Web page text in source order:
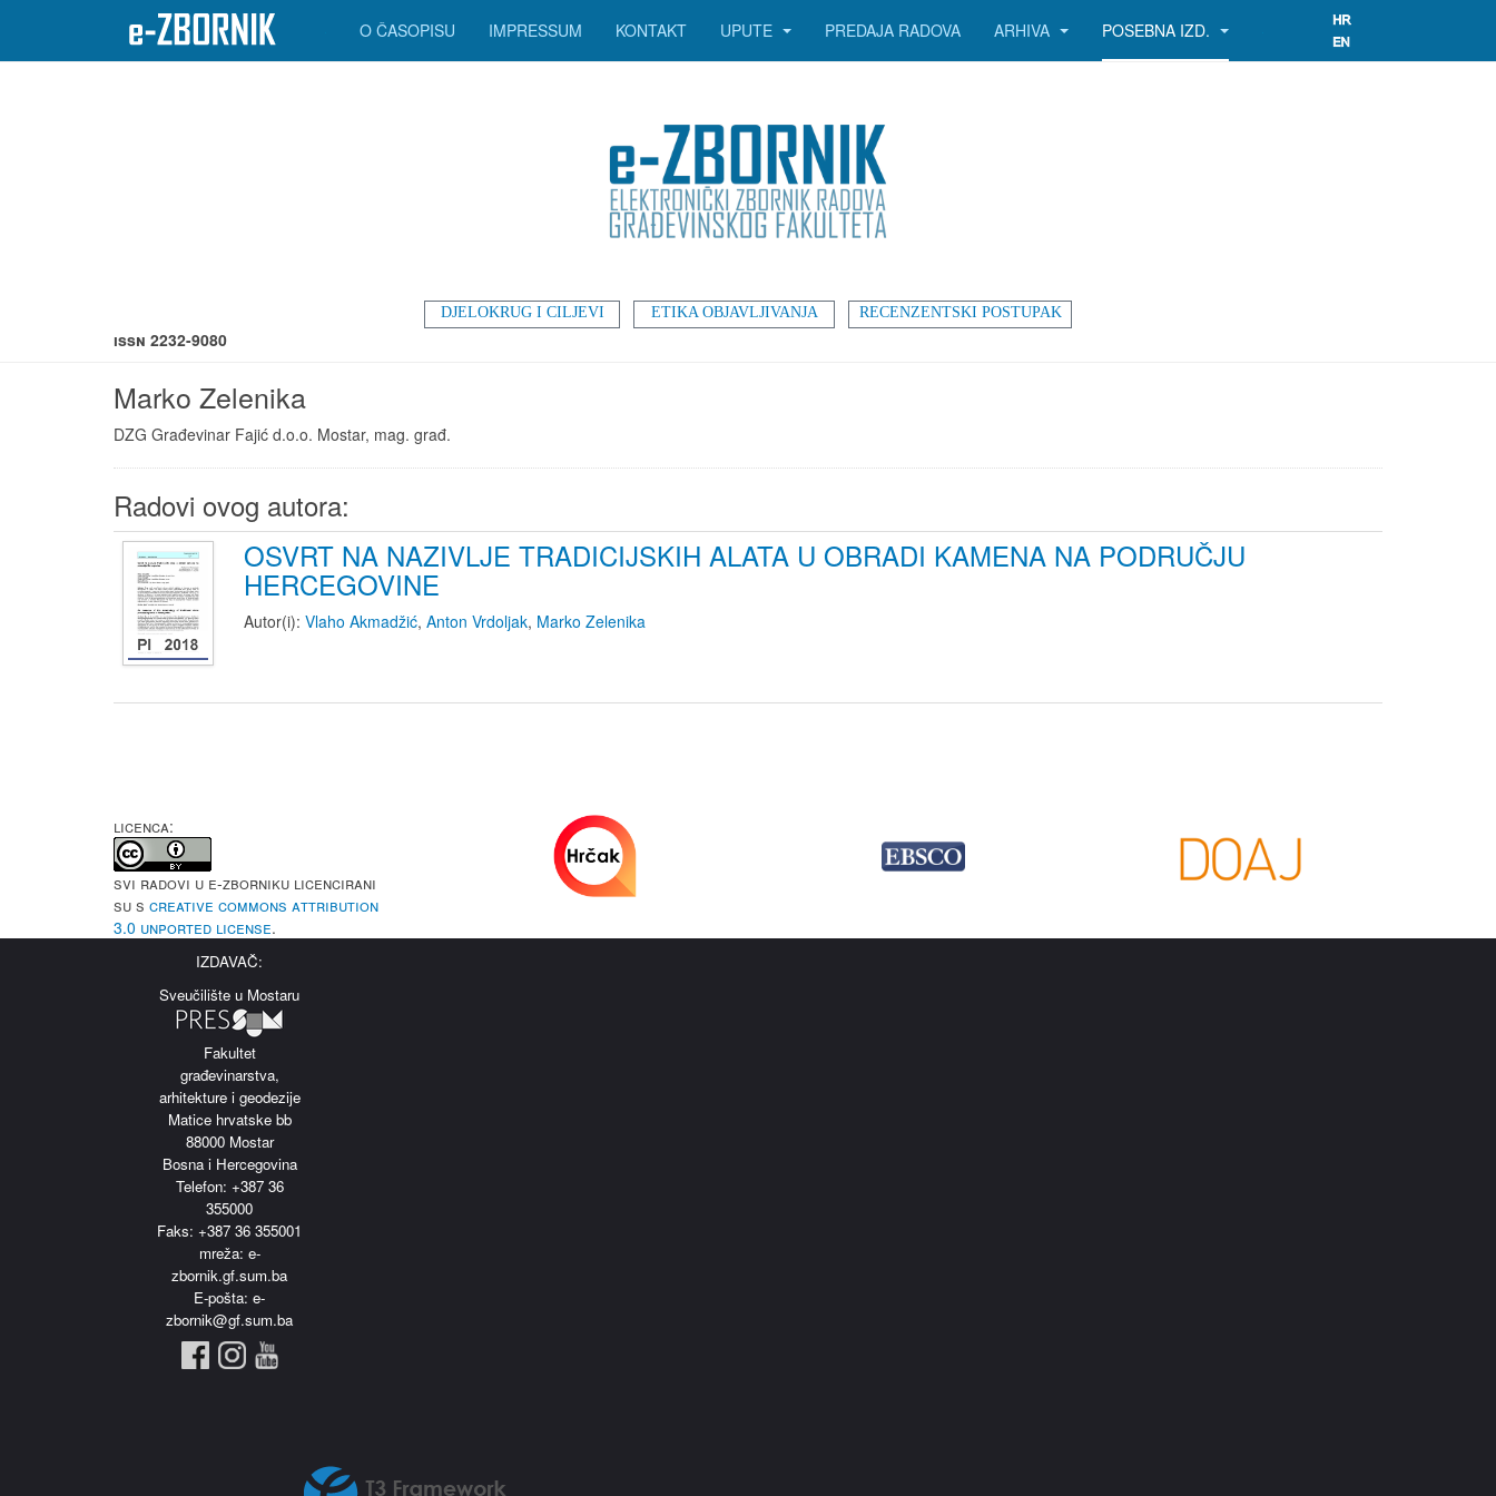
DJELOKRUG I CILJEVI ETIKA OBJAVLJIVANJA RECENZENTSKI POSTUPAK
O ČASOPISU IMPRESSUM KONTAKT UPUTE PREDAJA RADOVA ARHIVA POSEBNA IZD.
ISSN 2232-9080
Marko Zelenika
DZG Građevinar Fajić d.o.o. Mostar, mag. građ.
Radovi ovog autora:
OSVRT NA NAZIVLJE TRADICIJSKIH ALATA U OBRADI KAMENA NA PODRUČJU
HERCEGOVINE
Autor(i): Vlaho Akmadžić, Anton Vrdoljak, Marko Zelenika
LICENCA:
Svi radovi u e-Zborniku licencirani
su s Creative Commons Attribution
3.0 Unported License.
IZDAVAČ:
Sveučilište u Mostaru
Fakultet
građevinarstva,
arhitekture i geodezije
Matice hrvatske bb
88000 Mostar
Bosna i Hercegovina
Telefon: +387 36
355000
Faks: +387 36 355001
mreža: e-
zbornik.gf.sum.ba
E-pošta: e-
zbornik@gf.sum.ba